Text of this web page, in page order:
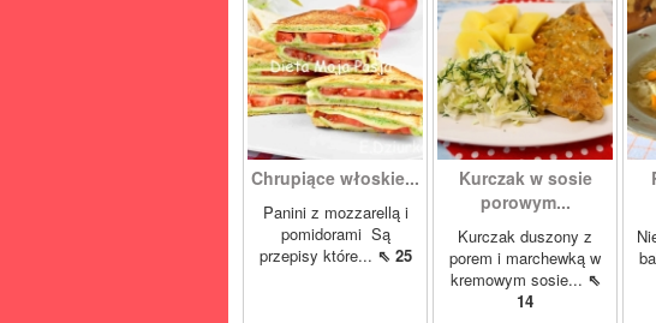
Chrupiące włoskie...
Panini z mozzarellą i
pomidorami Są
przepisy które... ⇖ 25
Kurczak w sosie
porowym...
Kurczak duszony z
porem i marchewką w
kremowym sosie... ⇖
14